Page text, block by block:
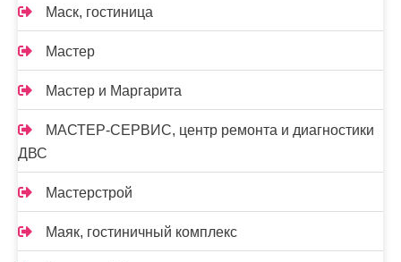
Маск, гостиница
Мастер
Мастер и Маргарита
МАСТЕР-СЕРВИС, центр ремонта и диагностики
ДВС
Мастерстрой
Маяк, гостиничный комплекс